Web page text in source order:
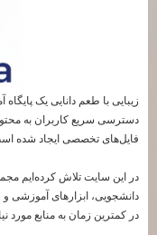
زیبایی با طعم دانایی یک
دسترسی سریع کاربران به
فایل‌های تخصصی ایجاد شده
در این سایت تلاش کرده‌ایم
دانشجویی، ابزارهای آموزشی و
در کمترین زمان به منابع مورد